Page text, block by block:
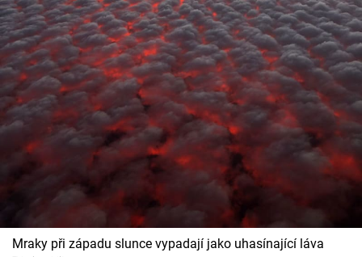
Mraky při západu slunce vypadají jako uhasínající láva